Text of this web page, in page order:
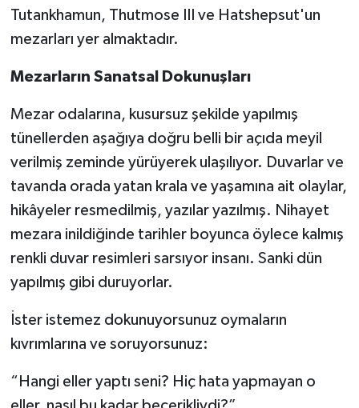
Tutankhamun, Thutmose III ve Hatshepsut'un
mezarları yer almaktadır.
Mezarların Sanatsal Dokunuşları
Mezar odalarına, kusursuz şekilde yapılmış
tünellerden aşağıya doğru belli bir açıda meyil
verilmiş zeminde yürüyerek ulaşılıyor. Duvarlar ve
tavanda orada yatan krala ve yaşamına ait olaylar,
hikâyeler resmedilmiş, yazılar yazılmış. Nihayet
mezara inildiğinde tarihler boyunca öylece kalmış
renkli duvar resimleri sarsıyor insanı. Sanki dün
yapılmış gibi duruyorlar.
İster istemez dokunuyorsunuz oymaların
kıvrımlarına ve soruyorsunuz:
“Hangi eller yaptı seni? Hiç hata yapmayan o